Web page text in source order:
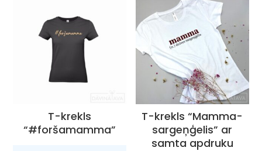
T-krekls
“#foršamamma”
T-krekls “Mamma-
sargeņģelis” ar
samta apdruku